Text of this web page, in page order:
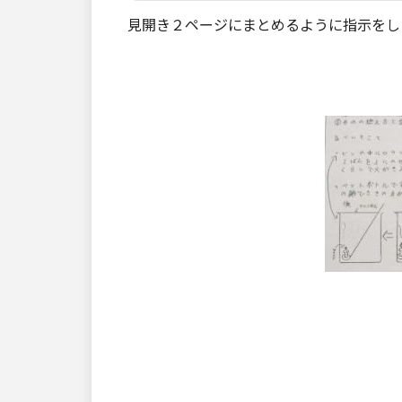
見開き２ページにまとめるように指示を